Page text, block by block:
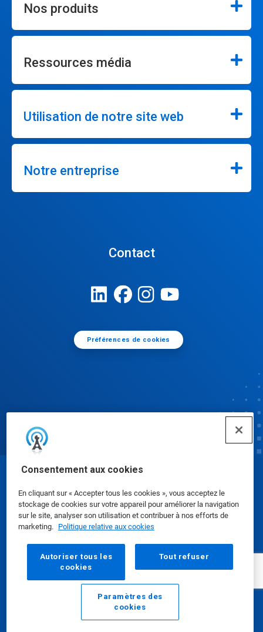
Consentement aux cookies
En cliquant sur « Accepter tous les cookies », vous acceptez le
stockage de cookies sur votre appareil pour améliorer la navigation
sur le site, analyser son utilisation et contribuer à nos efforts de
marketing. Politique relative aux cookies
Autoriser tous les
cookies
Tout refuser
Paramètres des
cookies
Nos produits
Ressources média
Utilisation de notre site web
Notre entreprise
Contact
Préférences de cookies
E-mail Appelez
Fiches de données de sécurité|Politique de
confidentialité|conditions d'utilisation